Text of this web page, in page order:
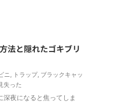
法と隠れたゴキブリ
ニ, トラップ, ブラックキャッ
失った
夜になると焦ってしま